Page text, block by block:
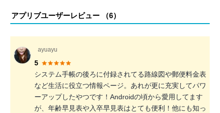
アプリブユーザーレビュー （6）
_ayuayu
5
システム手帳の後ろに付録されてる路線図や郵便料金表
など生活に役立つ情報ページ。あれが更に充実してパワ
ーアップしたやつです！Androidの頃から愛用してます
が、年齢早見表や入卒早見表はとても便利！他にも知っ